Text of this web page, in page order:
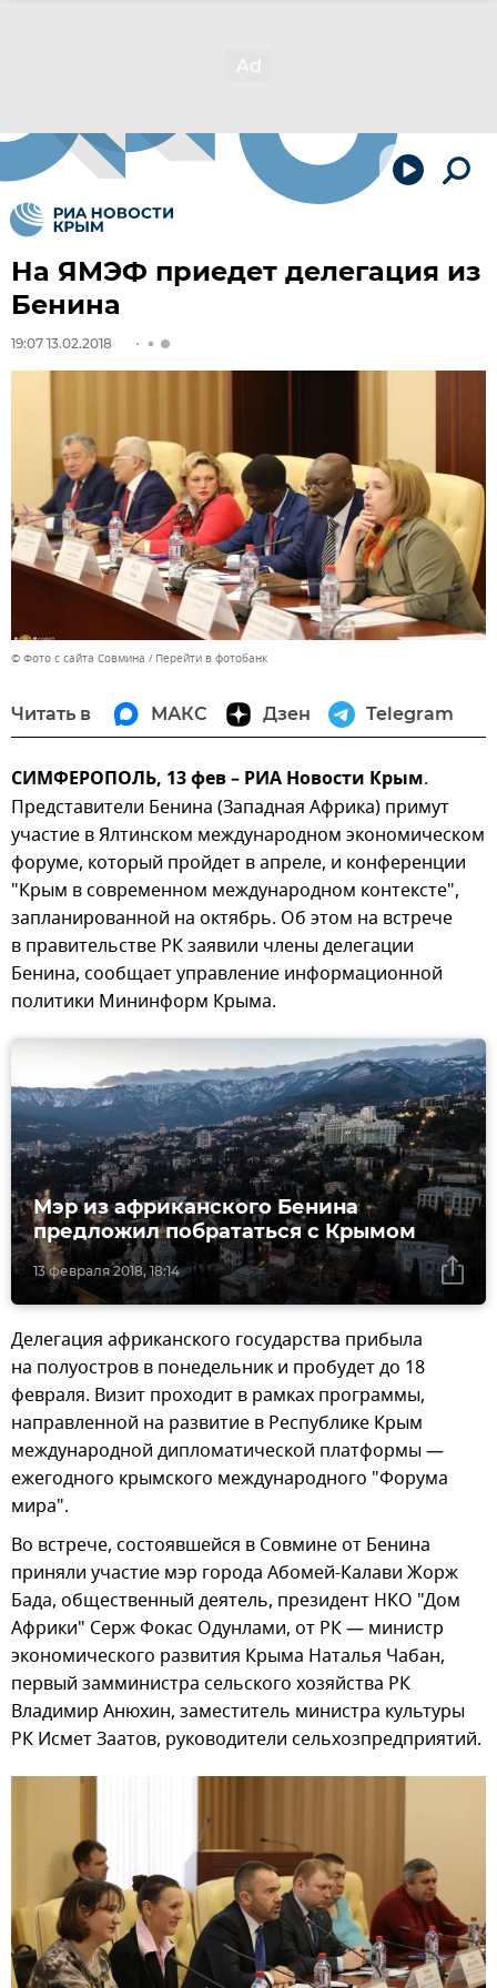
На ЯМЭФ приедет делегация из
Бенина
19:07 13.02.2018
© Фото с сайта Совмина Перейти в фотобанк
Читать в МАКС Дзен Telegram
СИМФЕРОПОЛЬ, 13 фев – РИА Новости Крым.
Представители Бенина (Западная Африка) примут
участие в Ялтинском международном экономическом
форуме, который пройдет в апреле, и конференции
"Крым в современном международном контексте",
запланированной на октябрь. Об этом на встрече
в правительстве РК заявили члены делегации
Бенина, сообщает управление информационной
политики Мининформ Крыма.
13 февраля 2018, 18:14
Мэр из африканского Бенина
предложил побрататься с Крымом
Делегация африканского государства прибыла
на полуостров в понедельник и пробудет до 18
февраля. Визит проходит в рамках программы,
направленной на развитие в Республике Крым
международной дипломатической платформы —
ежегодного крымского международного "Форума
мира".
Во встрече, состоявшейся в Совмине от Бенина
приняли участие мэр города Абомей-Калави Жорж
Бада, общественный деятель, президент НКО "Дом
Африки" Серж Фокас Одунлами, от РК — министр
экономического развития Крыма Наталья Чабан,
первый замминистра сельского хозяйства РК
Владимир Анюхин, заместитель министра культуры
РК Исмет Заатов, руководители сельхозпредприятий.